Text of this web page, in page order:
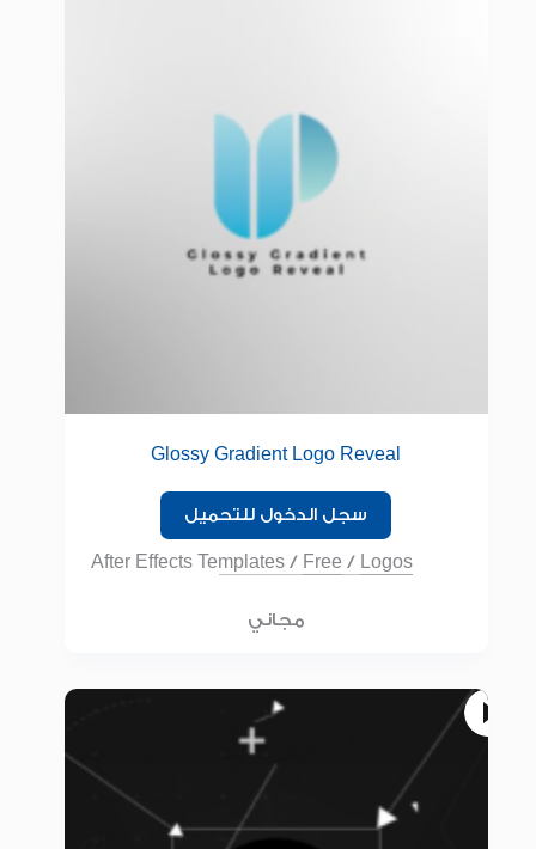
Glossy Gradient Logo Reveal
سجل الدخول للتحميل
After Effects Templates / Free / Logos
مجاني